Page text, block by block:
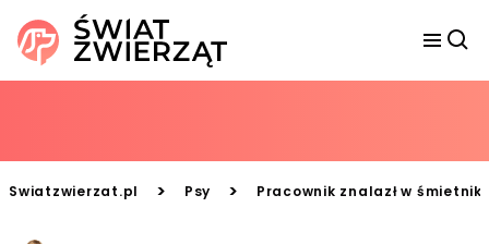
Swiatzwierzat.pl > Psy > Pracownik znalazł w